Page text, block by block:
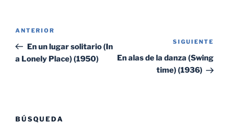
entradas
Entrada
anterior:
ANTERIOR
En un lugar solitario (In
a Lonely Place) (1950)
SIGUIENTE
En alas de la danza (Swing
time) (1936)
BÚSQUEDA